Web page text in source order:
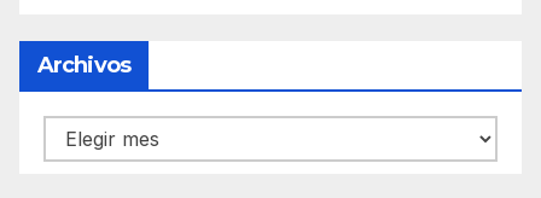
Archivos
Archivos